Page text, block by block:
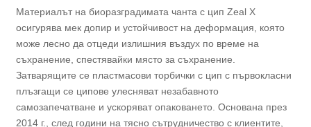
Материалът на биоразградимата чанта с цип Zeal X
осигурява мек допир и устойчивост на деформация, която
може лесно да отцеди излишния въздух по време на
съхранение, спестявайки място за съхранение.
Затварящите се пластмасови торбички с цип с първокласни
плъзгащи се ципове улесняват незабавното
самозапечатване и ускоряват опаковането. Основана през
2014 г., след години на тясно сътрудничество с клиентите,